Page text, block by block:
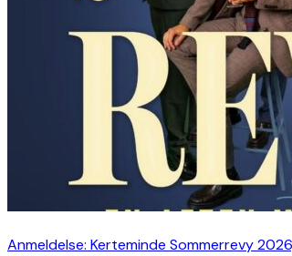
Anmeldelse: Kerteminde Sommerrevy